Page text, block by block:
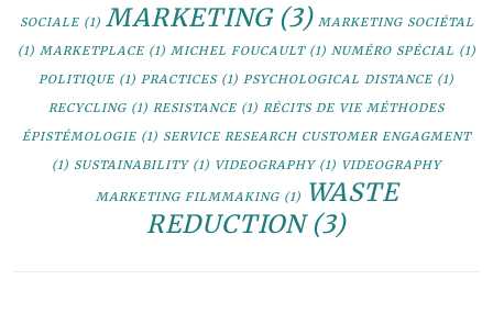
SOCIALE(1) MARKETING(3) MARKETING SOCIÉTAL
(1) MARKETPLACE(1) MICHEL FOUCAULT(1) NUMÉRO SPÉCIAL (1)
POLITIQUE (1) PRACTICES(1) PSYCHOLOGICAL DISTANCE (1)
RECYCLING (1) RESISTANCE (1) RÉCITS DE VIE MÉTHODES
ÉPISTÉMOLOGIE (1) SERVICE RESEARCH CUSTOMER ENGAGMENT
(1) SUSTAINABILITY(1) VIDEOGRAPHY(1) VIDEOGRAPHY
MARKETING FILMMAKING(1)
WASTE
REDUCTION(3)